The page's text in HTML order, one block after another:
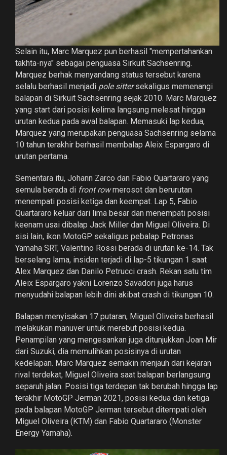
Selain itu, Marc Marquez pun berhasil "mempertahankan
takhta-nya" sebagai penguasa Sirkuit Sachsenring.
Marquez berhak menyandang status tersebut karena
selalu berhasil menjadi pole sittersekaligus memenangi
balapan di Sirkuit Sachsenring sejak 2010. Marc Marquez
yang start dari posisi kelima langsung melesat hingga
urutan kedua pada awal balapan. Memasuki lap kedua,
Marquez yang merupakan penguasa Sachsenring selama
10 tahun terakhir berhasil membalap Aleix Espargaro di
urutan pertama.
Sementara itu, Johann Zarco dan Fabio Quartararo yang
semula berada di front rowmerosot dan berurutan
menempati posisi ketiga dan keempat. Lap 5, Fabio
Quartararo keluar dari lima besar dan menempati posisi
keenam usai dibalap Jack Miller dan Miguel Oliveira. Di
sisi lain, ikon MotoGP sekaligus pebalap Petronas
Yamaha SRT, Valentino Rossi berada di urutan ke-14. Tak
berselang lama, insiden terjadi di lap-5 tikungan 1 saat
Alex Marquez dan Danilo Petrucci crash. Rekan satu tim
Aleix Espargaro yakni Lorenzo Savadori juga harus
menyudahi balapan lebih dini akibat crash di tikungan 10.
Balapan menyisakan 17 putaran, Miguel Oliveira berhasil
melakukan manuver untuk merebut posisi kedua.
Penampilan yang mengesankan juga ditunjukkan Joan Mir
dari Suzuki, dia memulihkan posisinya di urutan
kedelapan. Marc Marquez semakin menjauh dari kejaran
rival terdekat, Miguel Oliveira saat balapan berlangsung
separuh jalan. Posisi tiga terdepan tak berubah hingga lap
terakhir MotoGP Jerman 2021, posisi kedua dan ketiga
pada balapan MotoGP Jerman tersebut ditempati oleh
Miguel Oliveira (KTM) dan Fabio Quartararo (Monster
Energy Yamaha).